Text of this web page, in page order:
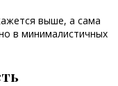
выше, а сама
в минималистичных